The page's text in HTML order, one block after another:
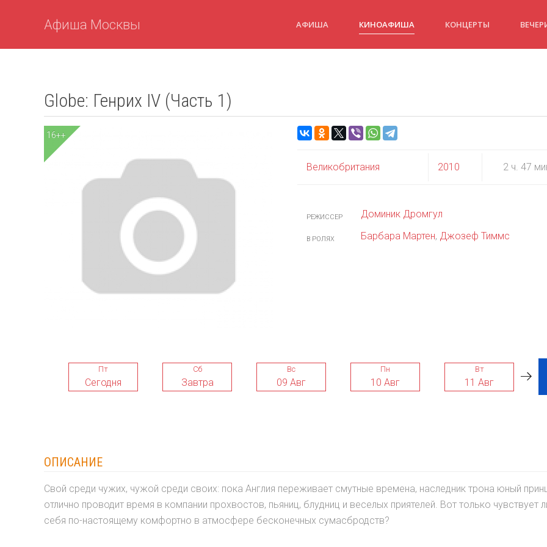
Афиша Москвы АФИША КИНОАФИША КОНЦЕРТЫ
Globe: Генрих IV (Часть 1)
16++
Великобритания 2010 2 ч. 47
РЕЖИССЕР Доминик Дромгул
В РОЛЯХ Барбара Мартен, Джозеф Тиммс
Пт
Сегодня
Сб
Завтра
Вс
09 Авг
Пн
10 Авг
Вт
11 Авг
ОПИСАНИЕ
Свой среди чужих, чужой среди своих: пока Англия переживает смутные времена, наследник трона юный
отлично проводит время в компании прохвостов, пьяниц, блудниц и веселых приятелей. Вот только чувствует
себя по-настоящему комфортно в атмосфере бесконечных сумасбродств?